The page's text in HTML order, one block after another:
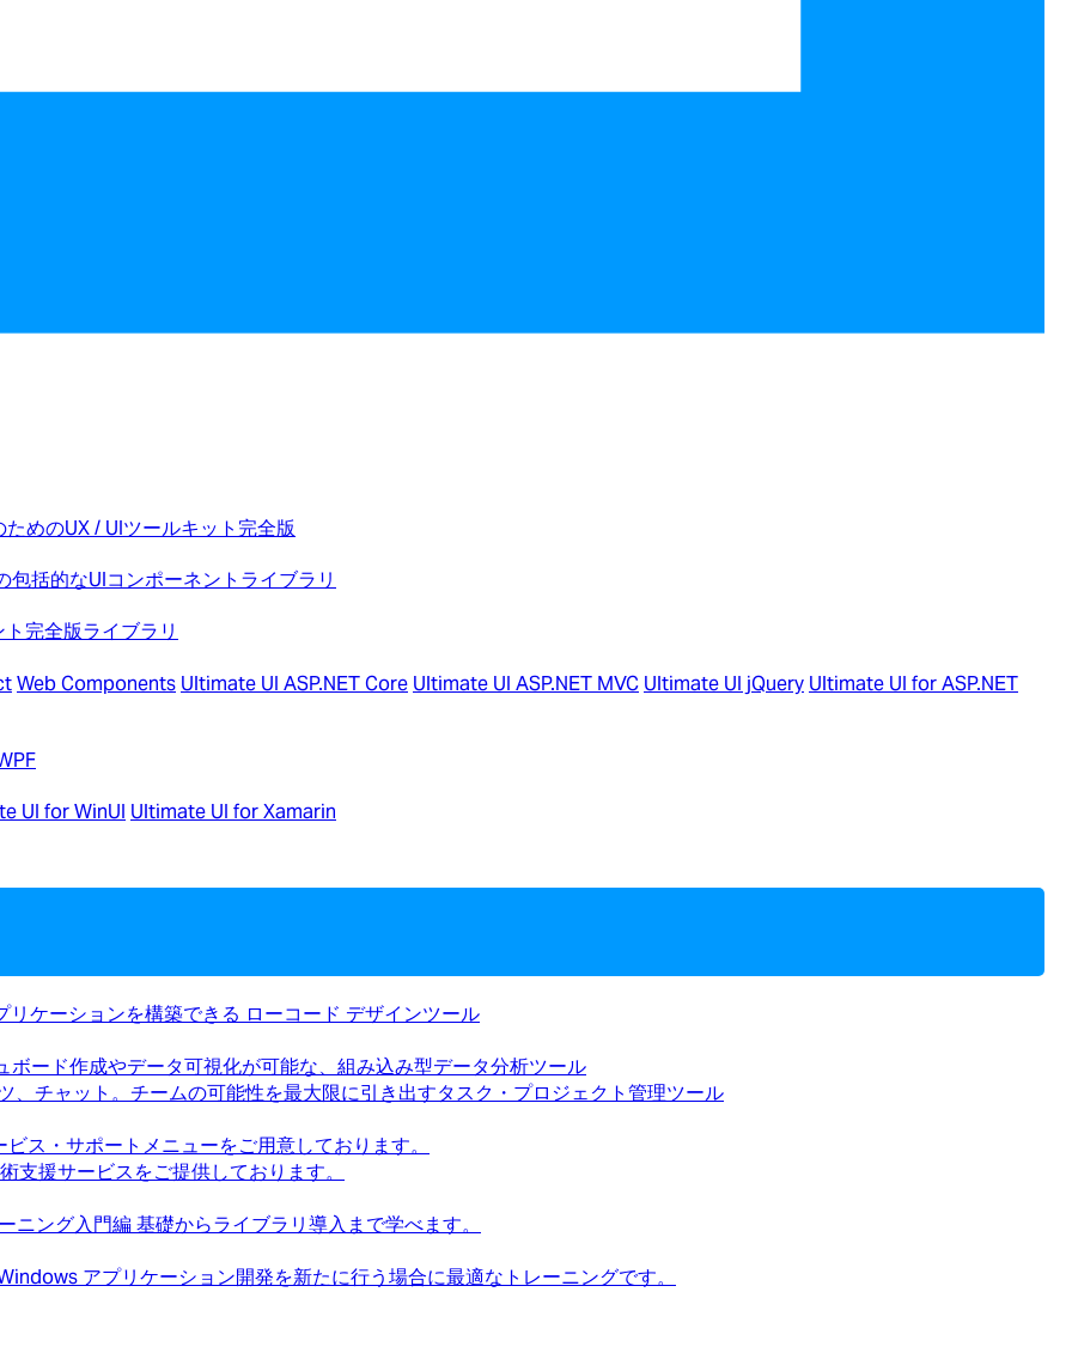
めのUX / UIツールキット完全版
括的なUIコンポーネントライブラリ
完全版ライブラリ
Web Components Ultimate UI ASP.NET Core Ultimate UI ASP.NET MVC Ultimate UI jQuery Ultimate UI for ASP.NET
UI for WinUI Ultimate UI for Xamarin
ケーションを構築できる ローコード デザインツール
ード作成やデータ可視化が可能な、組み込み型データ分析ツール
、チャット。チームの可能性を最大限に引き出すタスク・プロジェクト管理ツール
ス・サポートメニューをご用意しております。
支援サービスをご提供しております。
ニング入門編 基礎からライブラリ導入まで学べます。
アプリケーション開発を新たに行う場合に最適なトレーニングです。